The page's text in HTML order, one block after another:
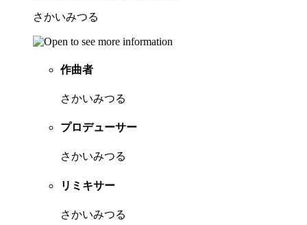
さかいみつる
作曲者
さかいみつる
プロデューサー
さかいみつる
リミキサー
さかいみつる